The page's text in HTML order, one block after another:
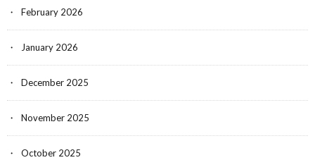
February 2026
January 2026
December 2025
November 2025
October 2025